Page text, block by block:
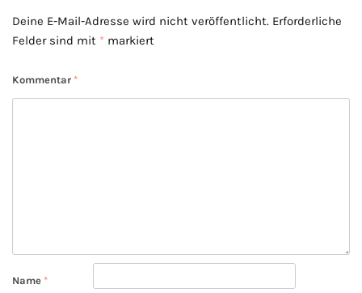
Deine E-Mail-Adresse wird nicht veröffentlicht. Erforderliche
Felder sind mit * markiert
Kommentar *
Name *